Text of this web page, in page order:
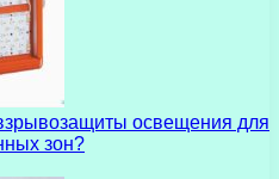
освещения для
зон?